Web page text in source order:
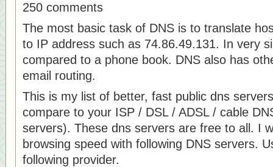
250 comments
The most basic task of DNS is to translate
to IP address such as 74.86.49.131. In very
compared to a phone book. DNS also has
email routing.
This is my list of better, fast public dns
compare to your ISP / DSL / ADSL / cable
servers). These dns servers are free to all. I
browsing speed with following DNS servers.
following provider.